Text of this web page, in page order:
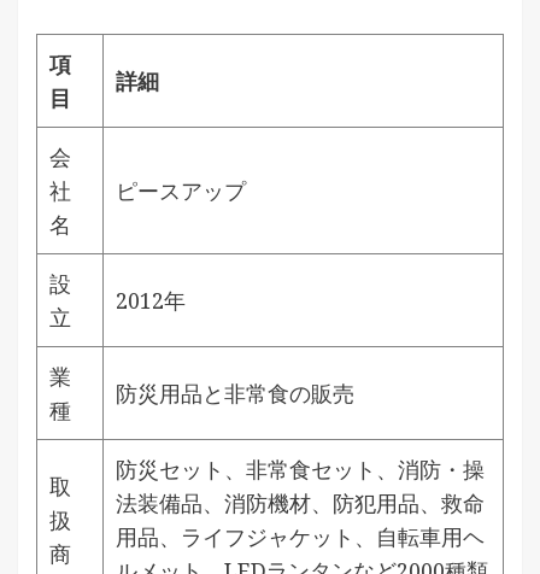
項
目
詳細
会
社
名
ピースアップ
設
立
2012年
業
種
防災用品と非常食の販売
取
扱
商
防災セット、非常食セット、消防・操
法装備品、消防機材、防犯用品、救命
用品、ライフジャケット、自転車用ヘ